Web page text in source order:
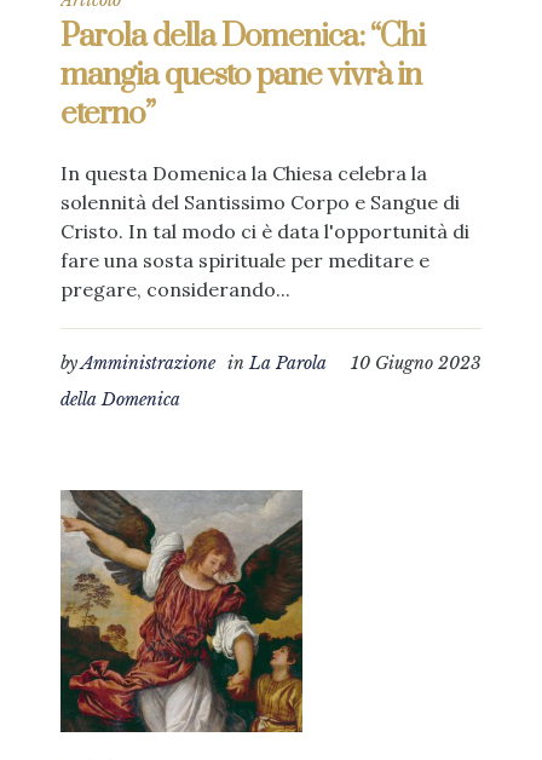
Parola della Domenica: “Chi
mangia questo pane vivrà in
eterno”
In questa Domenica la Chiesa celebra la
solennità del Santissimo Corpo e Sangue di
Cristo. In tal modo ci è data l'opportunità di
fare una sosta spirituale per meditare e
pregare, considerando...
10 Giugno 2023
byAmministrazione inLa Parola
della Domenica